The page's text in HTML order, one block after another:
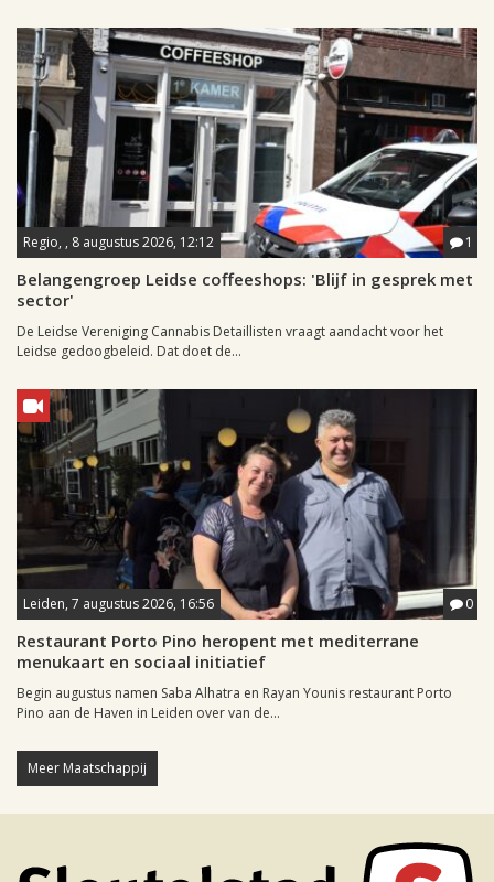
Regio, , 8 augustus 2026, 12:12 1
Belangengroep Leidse coffeeshops: 'Blijf in gesprek met
sector'
De Leidse Vereniging Cannabis Detaillisten vraagt aandacht voor het
Leidse gedoogbeleid. Dat doet de...
Leiden, 7 augustus 2026, 16:56 0
Restaurant Porto Pino heropent met mediterrane
menukaart en sociaal initiatief
Begin augustus namen Saba Alhatra en Rayan Younis restaurant Porto
Pino aan de Haven in Leiden over van de...
Meer Maatschappij